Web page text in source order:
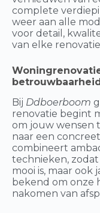
complete
weer aan alle
voor detail,
van elke
betrouwbaarheid
Bij Ddboerboom
renovatie begint
om jouw wensen
naar een
combineert
technieken,
mooi is, maar ook
bekend om onze
nakomen van